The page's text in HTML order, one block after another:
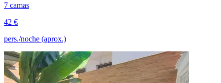
7 camas
42 €
pers./noche (aprox.)